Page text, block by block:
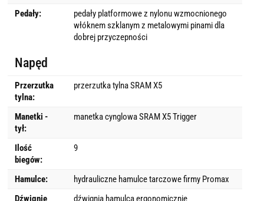
Pedały:
pedały platformowe z nylonu wzmocnionego
włóknem szklanym z metalowymi pinami dla
dobrej przyczepności
Napęd
Przerzutka
tylna:
przerzutka tylna SRAM X5
Manetki -
tył:
manetka cynglowa SRAM X5 Trigger
Ilość
biegów:
9
Hamulce:
hydrauliczne hamulce tarczowe firmy Promax
Dźwignie
dźwignia hamulca ergonomicznie